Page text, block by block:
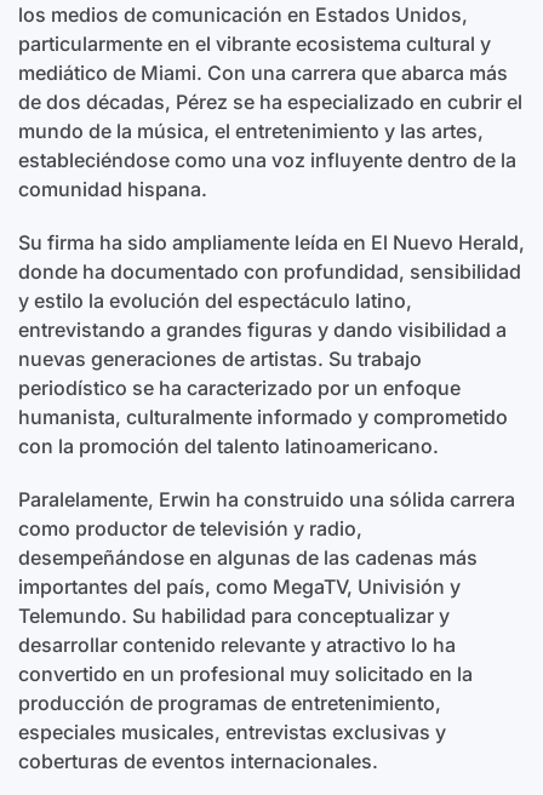
los medios de comunicación en Estados Unidos,
particularmente en el vibrante ecosistema cultural y
mediático de Miami. Con una carrera que abarca más
de dos décadas, Pérez se ha especializado en cubrir el
mundo de la música, el entretenimiento y las artes,
estableciéndose como una voz influyente dentro de la
comunidad hispana.
Su firma ha sido ampliamente leída en El Nuevo Herald,
donde ha documentado con profundidad, sensibilidad
y estilo la evolución del espectáculo latino,
entrevistando a grandes figuras y dando visibilidad a
nuevas generaciones de artistas. Su trabajo
periodístico se ha caracterizado por un enfoque
humanista, culturalmente informado y comprometido
con la promoción del talento latinoamericano.
Paralelamente, Erwin ha construido una sólida carrera
como productor de televisión y radio,
desempeñándose en algunas de las cadenas más
importantes del país, como MegaTV, Univisión y
Telemundo. Su habilidad para conceptualizar y
desarrollar contenido relevante y atractivo lo ha
convertido en un profesional muy solicitado en la
producción de programas de entretenimiento,
especiales musicales, entrevistas exclusivas y
coberturas de eventos internacionales.